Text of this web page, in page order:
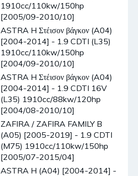
1910cc/110kw/150hp
[2005/09-2010/10]
ASTRA H Στέισον βάγκον (A04)
[2004-2014] - 1.9 CDTI (L35)
1910cc/110kw/150hp
[2004/09-2010/10]
ASTRA H Στέισον βάγκον (A04)
[2004-2014] - 1.9 CDTI 16V
(L35) 1910cc/88kw/120hp
[2004/08-2010/10]
ZAFIRA / ZAFIRA FAMILY B
(A05) [2005-2019] - 1.9 CDTI
(M75) 1910cc/110kw/150hp
[2005/07-2015/04]
ASTRA H (A04) [2004-2014] -